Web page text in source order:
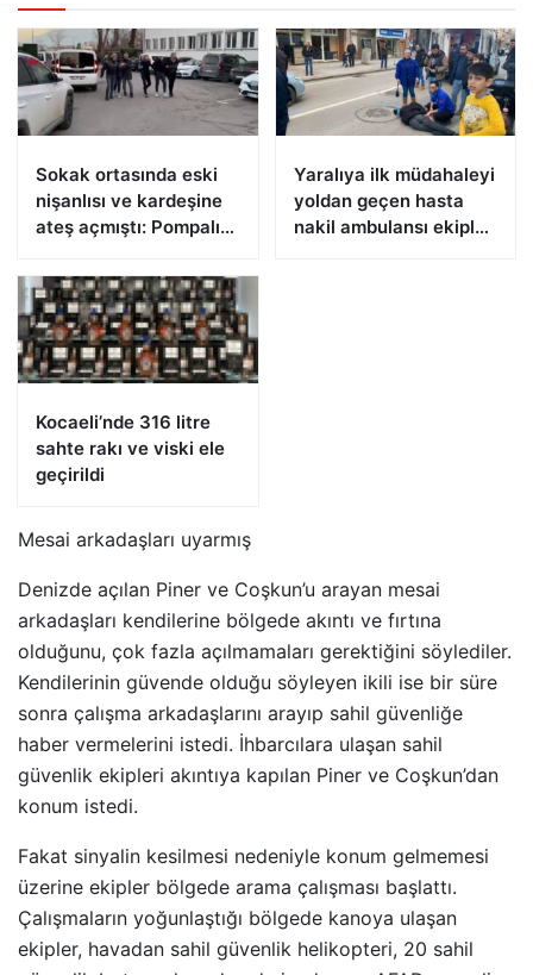
Sokak ortasında eski
nişanlısı ve kardeşine
ateş açmıştı: Pompalı
Yaralıya ilk müdahaleyi
yoldan geçen hasta
nakil ambulansı ekipleri
Kocaeli’nde 316 litre
sahte rakı ve viski ele
geçirildi
Mesai arkadaşları uyarmış
Denizde açılan Piner ve Coşkun’u arayan mesai
arkadaşları kendilerine bölgede akıntı ve fırtına
olduğunu, çok fazla açılmamaları gerektiğini söylediler.
Kendilerinin güvende olduğu söyleyen ikili ise bir süre
sonra çalışma arkadaşlarını arayıp sahil güvenliğe
haber vermelerini istedi. İhbarcılara ulaşan sahil
güvenlik ekipleri akıntıya kapılan Piner ve Coşkun’dan
konum istedi.
Fakat sinyalin kesilmesi nedeniyle konum gelmemesi
üzerine ekipler bölgede arama çalışması başlattı.
Çalışmaların yoğunlaştığı bölgede kanoya ulaşan
ekipler, havadan sahil güvenlik helikopteri, 20 sahil